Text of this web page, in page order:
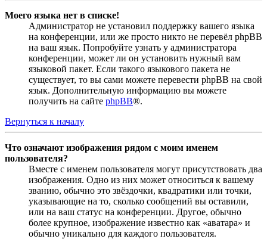
Моего языка нет в списке!
Администратор не установил поддержку вашего языка
на конференции, или же просто никто не перевёл phpBB
на ваш язык. Попробуйте узнать у администратора
конференции, может ли он установить нужный вам
языковой пакет. Если такого языкового пакета не
существует, то вы сами можете перевести phpBB на свой
язык. Дополнительную информацию вы можете
получить на сайте phpBB®.
Вернуться к началу
Что означают изображения рядом с моим именем
пользователя?
Вместе с именем пользователя могут присутствовать два
изображения. Одно из них может относиться к вашему
званию, обычно это звёздочки, квадратики или точки,
указывающие на то, сколько сообщений вы оставили,
или на ваш статус на конференции. Другое, обычно
более крупное, изображение известно как «аватара» и
обычно уникально для каждого пользователя.